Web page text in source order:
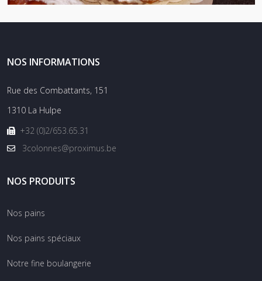
NOS INFORMATIONS
Rue des Combattants, 151
1310 La Hulpe
+32 (0)2/653.65.31
3colonnes@proximus.be
NOS PRODUITS
Nos pains
Nos pains spéciaux
Notre fine boulangerie